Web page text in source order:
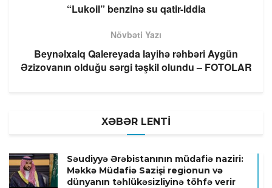
“Lukoil” benzinə su qatir-iddia
Növbəti Yazı
Beynəlxalq Qalereyada layihə rəhbəri Aygün
Əzizovanın olduğu sərgi təşkil olundu – FOTOLAR
XƏBƏR LENTİ
Səudiyyə Ərəbistanının müdafiə naziri:
Məkkə Müdafiə Sazişi regionun və
dünyanın təhlükəsizliyinə töhfə verir